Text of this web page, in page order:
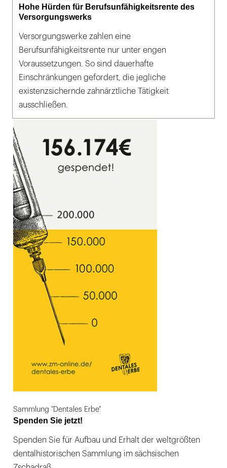
Hohe Hürden für Berufsunfähigkeitsrente des
Versorgungswerks
Versorgungswerke zahlen eine
Berufsunfähigkeitsrente nur unter engen
Voraussetzungen. So sind dauerhafte
Einschränkungen gefordert, die jegliche
existenzsichernde zahnärztliche Tätigkeit
ausschließen.
Sammlung "Dentales Erbe"
Spenden Sie jetzt!
Spenden Sie für Aufbau und Erhalt der weltgrößten
dentalhistorischen Sammlung im sächsischen